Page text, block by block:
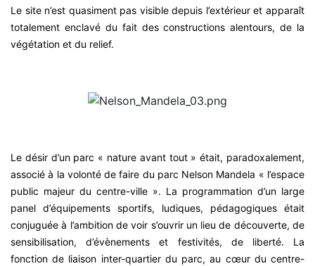
Le site n’est quasiment pas visible depuis l’extérieur et apparaît
totalement enclavé du fait des constructions alentours, de la
végétation et du relief.
Le désir d’un parc « nature avant tout » était, paradoxalement,
associé à la volonté de faire du parc Nelson Mandela « l’espace
public majeur du centre-ville ». La programmation d’un large
panel d’équipements sportifs, ludiques, pédagogiques était
conjuguée à l’ambition de voir s’ouvrir un lieu de découverte, de
sensibilisation, d’évènements et festivités, de liberté. La
fonction de liaison inter-quartier du parc, au cœur du centre-